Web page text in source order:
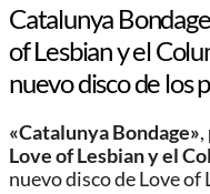
Catalunya
of Lesbian y el
nuevo disco de los
«Catalunya Bondage»,
Love of Lesbian y el
nuevo disco de Love of